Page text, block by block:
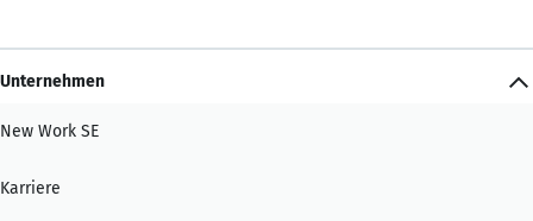
Unternehmen
New Work SE
Karriere